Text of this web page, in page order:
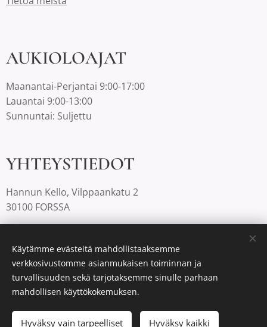
Lisää ostoskoriin
AUKIOLOAJAT
Maanantai-Perjantai 9:00-17:00
Lauantai 9:00-13:00
Sunnuntai: Suljettu
YHTEYSTIEDOT
Hannun Kello, Vilppaankatu 2
30100 FORSSA
LuotuWebnodella Evästeet
Käytämme evästeitä mahdollistaaksemme
verkkosivustomme asianmukaisen toiminnan ja
turvallisuuden sekä tarjotaksemme sinulle parhaan
mahdollisen käyttökokemuksen.
Hyväksy vain tarpeelliset Hyväksy kaikki